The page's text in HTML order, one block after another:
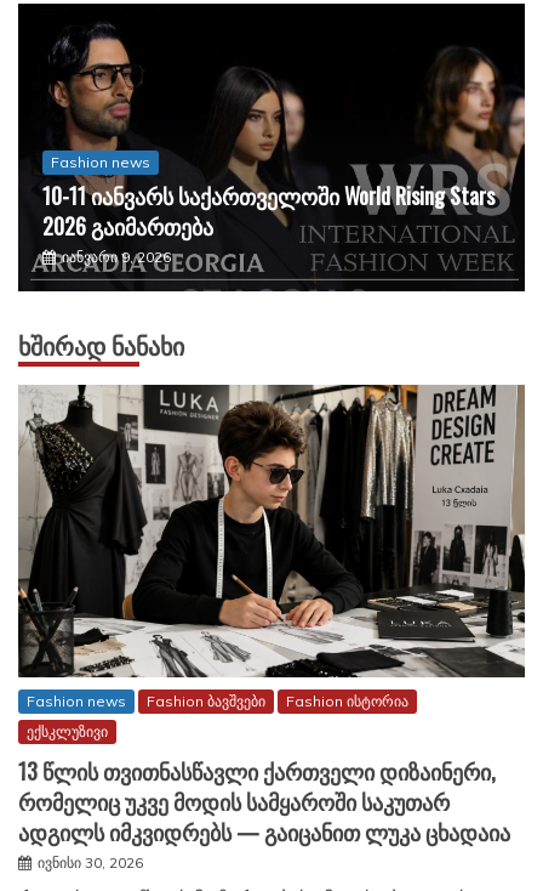
Fashion news
მატილდა გვარლიანი Saint Laurent-ის 2026
წლის კრუიზ კოლექციის კამპანიის ერთ-
ერთი მთავარი სახეა
ნოემბერი 19, 2025
ᲮᲨᲘᲠᲐᲓ ᲜᲐᲜᲐᲮᲘ
Fashion news Fashion ბავშვები
Fashion ისტორია
ექსკლუზივი
13 წლის თვითნასწავლი ქართველი დიზაინერი,
რომელიც უკვე მოდის სამყაროში საკუთარ
ადგილს იმკვიდრებს — გაიცანით ლუკა ცხადაია
ივნისი 30, 2026